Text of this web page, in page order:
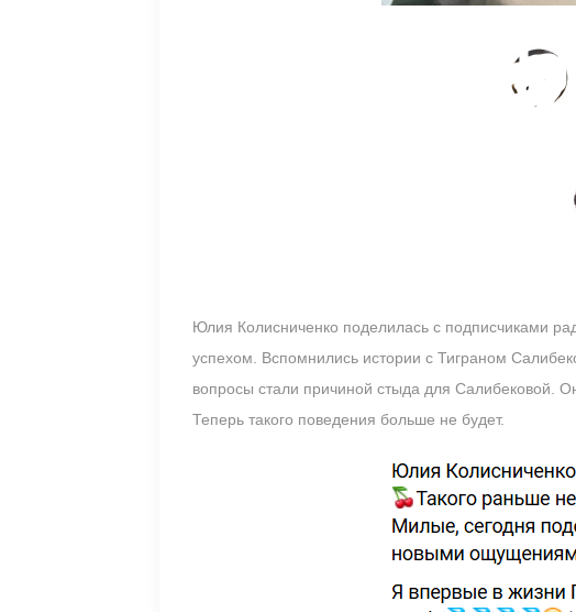
Юлия Колисниченко поделилась с подписчиками
успехом. Вспомнились истории с Тиграном
вопросы стали причиной стыда для Салибековой.
Теперь такого поведения больше не будет.